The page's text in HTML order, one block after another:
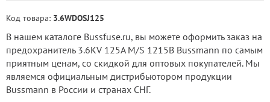
Код товара: 3.6WDOSJ125
В нашем каталоге Bussfuse.ru, вы можете оформить заказ на
предохранитель 3.6KV 125A M/S 1215B Bussmann по самым
приятным ценам, со скидкой для оптовых покупателей. Мы
являемся официальным дистрибьютором продукции
Bussmann в России и странах СНГ.